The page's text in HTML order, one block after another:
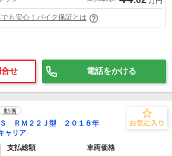
も安心！バイク保証とは
せ 電話をかける
動画
ＲＭ２２Ｊ型 ２０１８年
ャリア
支払総額
車両価格